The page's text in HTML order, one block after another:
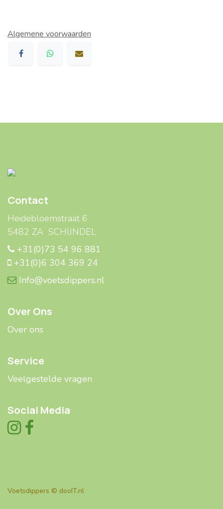
Algemene voorwaarden
Contact
Heidebloemstraat 6
5482 ZA SCHIJNDEL
+31(0)73 54 96 881
+31(0)6 304 369 24
Info@voetsdippers.nl
Over Ons
Over ons
Service
Veelgestelde ​​vragen
Social Media
Voetsdippers © dooIT.nl